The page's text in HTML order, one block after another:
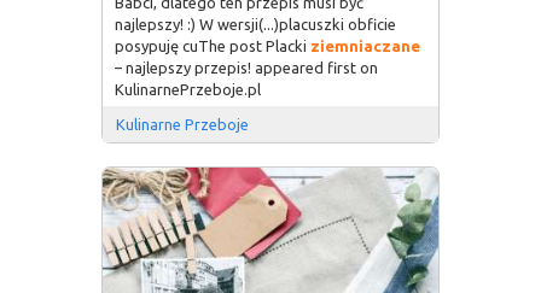
najlepszy! :) W wersji(...)placuszki obficie
posypuję cuThe post Placki ziemniaczane
– najlepszy przepis! appeared first on
KulinarnePrzeboje.pl
Kulinarne Przeboje